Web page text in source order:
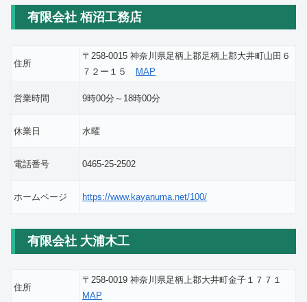
有限会社 栢沼工務店
住所
〒258-0015 神奈川県足柄上郡足柄上郡大井町山田６
７２ー１５
MAP
営業時間 9時00分～18時00分
休業日 水曜
電話番号 0465-25-2502
ホームページ https://www.kayanuma.net/100/
有限会社 大浦木工
住所
〒258-0019 神奈川県足柄上郡大井町金子１７７１
MAP